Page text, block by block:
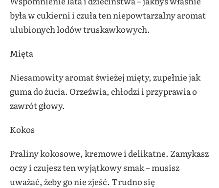
była w cukierni i czuła ten niepowtarzalny aromat
ulubionych lodów truskawkowych.
Mięta
Niesamowity aromat świeżej mięty, zupełnie jak
guma do żucia. Orzeźwia, chłodzi i przyprawia o
zawrót głowy.
Kokos
Praliny kokosowe, kremowe i delikatne. Zamykasz
oczy i czujesz ten wyjątkowy smak – musisz
uważać, żeby go nie zjeść. Trudno się